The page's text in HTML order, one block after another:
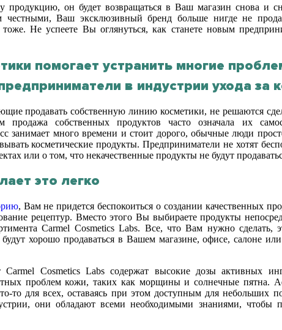
продукцию, он будет возвращаться в Ваш магазин снова и
честными, Ваш эксклюзивный бренд больше нигде не
Не успеете Вы оглянуться, как станете новым
помогает устранить многие
в индустрии ухода за
продавать собственную линию косметики, не решаются
собственных продуктов часто означала их
занимает много времени и стоит дорого, обычные люди
косметические продукты. Предприниматели не хотят
или о том, что некачественные продукты не будут
это легко
, Вам не придется беспокоиться о создании качественных
рецептур. Вместо этого Вы выбираете продукты
Carmel Cosmetics Labs. Все, что Вам нужно сделать,
хорошо продаваться в Вашем магазине, офисе, салоне
Cosmetics Labs содержат высокие дозы активных
проблем кожи, таких как морщины и солнечные пятна.
то для всех, оставаясь при этом доступным для небольших
они обладают всеми необходимыми знаниями, чтобы